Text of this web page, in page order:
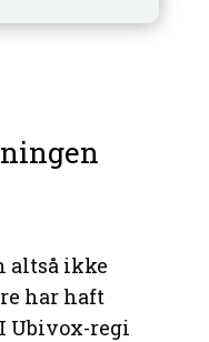
altså ikke
har haft
Ubivox-regi